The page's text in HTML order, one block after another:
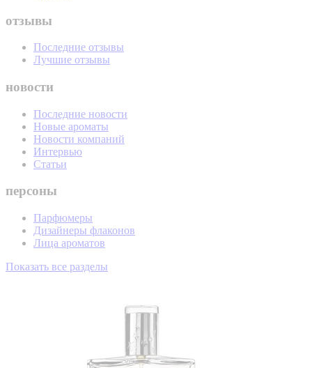
отзывы
Последние отзывы
Лучшие отзывы
новости
Последние новости
Новые ароматы
Новости компаний
Интервью
Статьи
персоны
Парфюмеры
Дизайнеры флаконов
Лица ароматов
Показать все разделы